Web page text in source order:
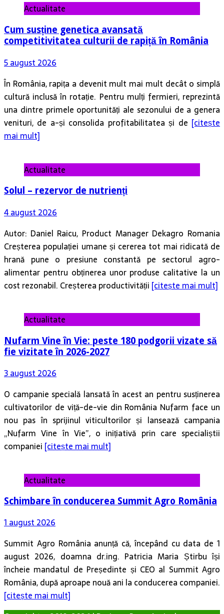
Actualitate
Cum susține genetica avansată
competitivitatea culturii de rapiță în România
5 august 2026
În România, rapița a devenit mult mai mult decât o simplă
cultură inclusă în rotație. Pentru mulți fermieri, reprezintă
una dintre primele oportunități ale sezonului de a genera
venituri, de a-și consolida profitabilitatea și de [citește
mai mult]
Actualitate
Solul – rezervor de nutrienți
4 august 2026
Autor: Daniel Raicu, Product Manager Dekagro Romania
Creșterea populației umane și cererea tot mai ridicată de
hrană pune o presiune constantă pe sectorul agro-
alimentar pentru obținerea unor produse calitative la un
cost rezonabil. Creșterea productivității [citește mai mult]
Actualitate
Nufarm Vine în Vie: peste 180 podgorii vizate să
fie vizitate în 2026-2027
3 august 2026
O campanie specială lansată în acest an pentru susținerea
cultivatorilor de viță-de-vie din România Nufarm face un
nou pas în sprijinul viticultorilor și lansează campania
„Nufarm Vine în Vie”, o inițiativă prin care specialiștii
companiei [citește mai mult]
Actualitate
Schimbare în conducerea Summit Agro România
1 august 2026
Summit Agro România anunță că, începând cu data de 1
august 2026, doamna dr.ing. Patricia Maria Știrbu își
încheie mandatul de Președinte și CEO al Summit Agro
România, după aproape nouă ani la conducerea companiei.
[citește mai mult]